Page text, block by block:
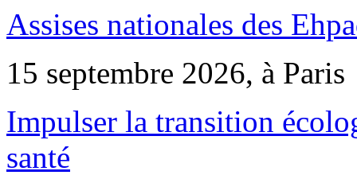
Assises nationales des
15 septembre 2026, à Paris
Impulser la transition
santé